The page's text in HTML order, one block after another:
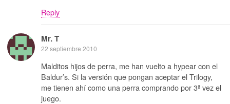
Reply
Mr. T
22 septiembre 2010
Malditos hijos de perra, me han vuelto a hypear con el
Baldur’s. Si la versión que pongan aceptar el Trilogy,
me tienen ahí como una perra comprando por 3ª vez el
juego.